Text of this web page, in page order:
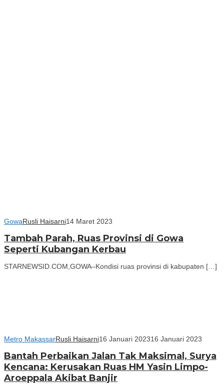
GowaRusli Haisarni14 Maret 2023
Tambah Parah, Ruas Provinsi di Gowa
Seperti Kubangan Kerbau
STARNEWSID.COM,GOWA–Kondisi ruas provinsi di kabupaten […]
Metro MakassarRusli Haisarni16 Januari 202316 Januari 2023
Bantah Perbaikan Jalan Tak Maksimal, Surya
Kencana: Kerusakan Ruas HM Yasin Limpo-
Aroeppala Akibat Banjir